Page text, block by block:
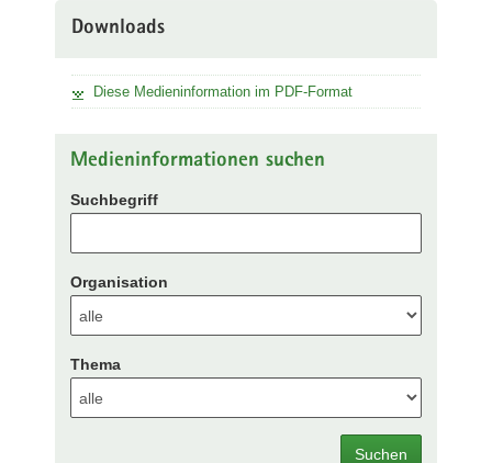
Downloads
Diese Medieninformation im PDF-Format
Medieninformationen suchen
Suchbegriff
Organisation
Thema
Suchen